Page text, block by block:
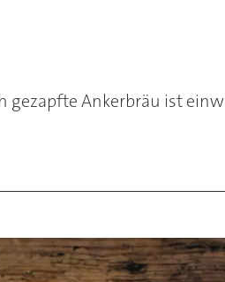
gezapfte Ankerbräu ist